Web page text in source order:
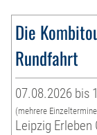
Die
Rundfahrt
07.08.2026 bis
(mehrere
Leipzig Erleben